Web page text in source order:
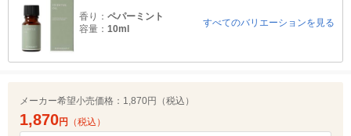
香り： ペパーミント
容量： 10ml
すべてのバリエーションを見る
メーカー希望小売価格： 1,870円（税込）
1,870円 （税込）